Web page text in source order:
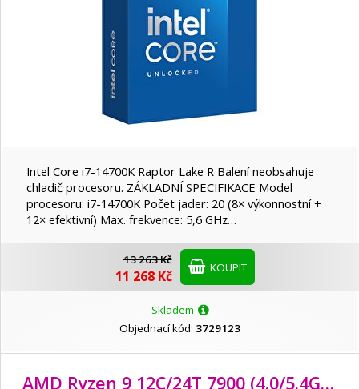
Intel Core i7-14700K Raptor Lake R Balení neobsahuje
chladič procesoru. ZÁKLADNÍ SPECIFIKACE Model
procesoru: i7-14700K Počet jader: 20 (8× výkonnostní +
12× efektivní) Max. frekvence: 5,6 GHz…
13 263 Kč
11 268 Kč KOUPIT
Skladem
Objednací kód: 3729123
AMD Ryzen 9 12C/24T 7900 (4.0/5.4GHz,